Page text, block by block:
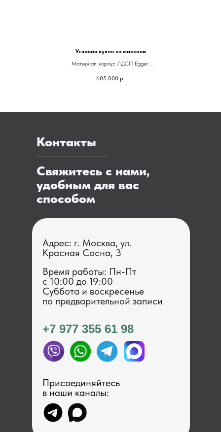
Угловая кухня из массива
Материал: корпус ЛДСП Egger
Фурнитура: Blum
605 000 р.
Контакты
Свяжитесь с нами,
удобным для вас
способом
Адрес: г. Москва, ул.
Красная Сосна, 3
+7 977 355 61 98
Время работы: Пн-Пт
с 1 0:00 до 19:00
Суббота и воскресенье
по предварительной записи
Присоединяйтесь
в наши каналы: